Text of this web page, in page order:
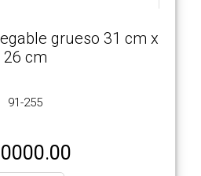
grueso 31 cm x
26 cm
91-255